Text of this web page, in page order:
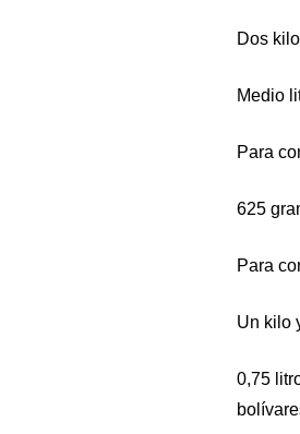
Dos
Medio
Para
625
Para
Un kilo
0,75